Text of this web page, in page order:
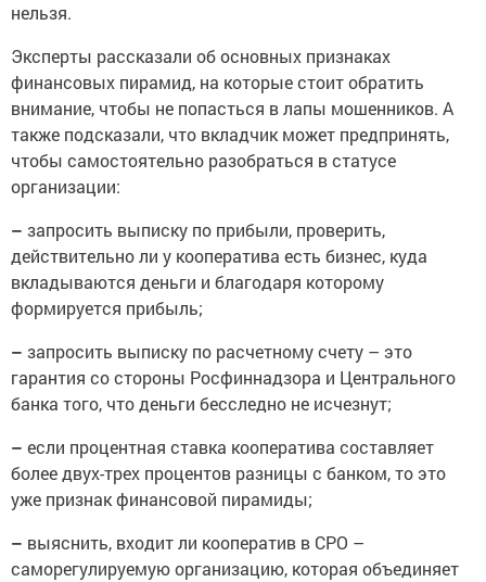
нельзя.
Эксперты рассказали об основных признаках
финансовых пирамид, на которые стоит обратить
внимание, чтобы не попасться в лапы мошенников. А
также подсказали, что вкладчик может предпринять,
чтобы самостоятельно разобраться в статусе
организации:
– запросить выписку по прибыли, проверить,
действительно ли у кооператива есть бизнес, куда
вкладываются деньги и благодаря которому
формируется прибыль;
– запросить выписку по расчетному счету – это
гарантия со стороны Росфиннадзора и Центрального
банка того, что деньги бесследно не исчезнут;
– если процентная ставка кооператива составляет
более двух-трех процентов разницы с банком, то это
уже признак финансовой пирамиды;
– выяснить, входит ли кооператив в СРО –
саморегулируемую организацию, которая объединяет